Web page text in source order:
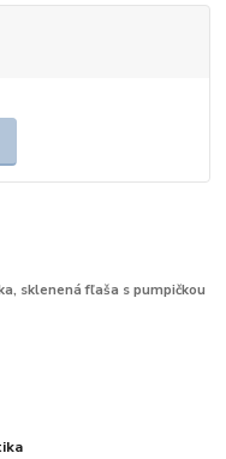
sklenená fľaša s pumpičkou